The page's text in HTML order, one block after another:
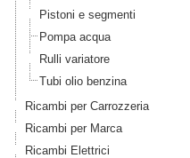
Pistoni e segmenti
Pompa acqua
Rulli variatore
Tubi olio benzina
Ricambi per Carrozzeria
Ricambi per Marca
Ricambi Elettrici